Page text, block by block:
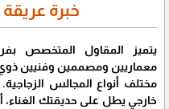
خبرة
يتميز المقاول المتخصص
معماريين ومصممين وفنيين
مختلف أنواع المجالس
خارجي يطل على حديقتك